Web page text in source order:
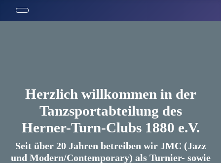
Herzlich willkommen in der
Tanzsportabteilung des
Herner-Turn-Clubs 1880 e.V.
Seit über 20 Jahren betreiben wir JMC (Jazz
und Modern/Contemporary) als Turnier- sowie